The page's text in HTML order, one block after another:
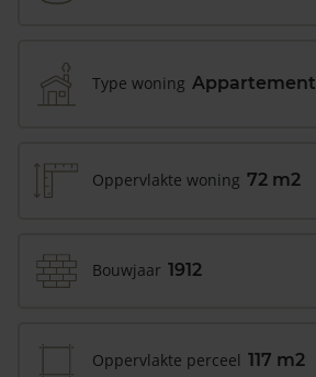
Type woning Appartement
Oppervlakte woning 72 m2
Bouwjaar 1912
Oppervlakte perceel 117 m2